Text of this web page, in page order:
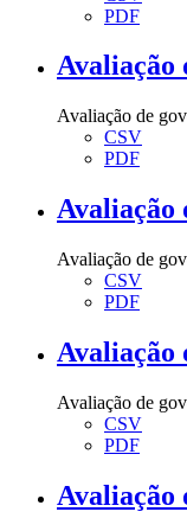
PDF
Avaliação
Avaliação de
CSV
PDF
Avaliação
Avaliação de
CSV
PDF
Avaliação
Avaliação de
CSV
PDF
Avaliação